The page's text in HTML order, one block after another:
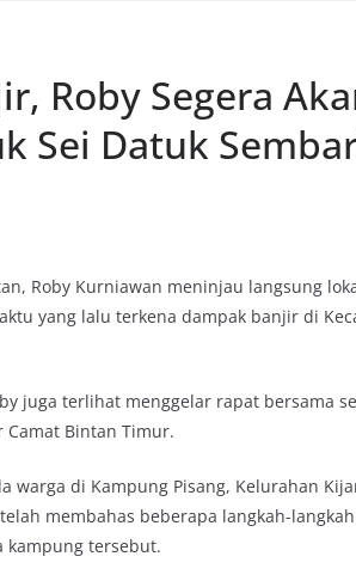
Roby Segera
Sei Datuk
Roby Kurniawan meninjau langsung
yang lalu terkena dampak banjir di
juga terlihat menggelar rapat bersama
Bintan Timur.
warga di Kampung Pisang, Kelurahan
membahas beberapa langkah-
kampung tersebut.